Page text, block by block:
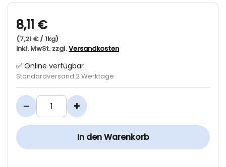
8,11 €
(7,21 € / 1kg)
inkl. MwSt. zzgl.Versandkosten
✅ Online verfügbar
Standardversand 2 Werktage
− +
In den Warenkorb